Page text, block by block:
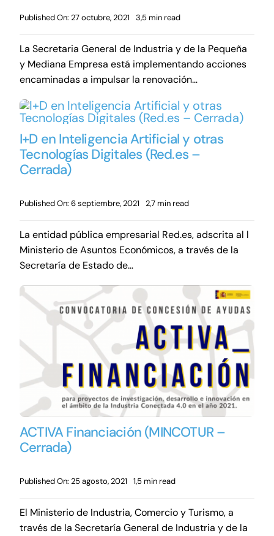
Published On: 27 octubre, 2021 3,5 min read
La Secretaria General de Industria y de la Pequeña
y Mediana Empresa está implementando acciones
encaminadas a impulsar la renovación…
I+D en Inteligencia Artificial y otras
Tecnologías Digitales (Red.es –
Cerrada)
Published On: 6 septiembre, 2021 2,7 min read
La entidad pública empresarial Red.es, adscrita al l
Ministerio de Asuntos Económicos, a través de la
Secretaría de Estado de…
ACTIVA Financiación (MINCOTUR –
Cerrada)
Published On: 25 agosto, 2021 1,5 min read
El Ministerio de Industria, Comercio y Turismo, a
través de la Secretaría General de Industria y de la